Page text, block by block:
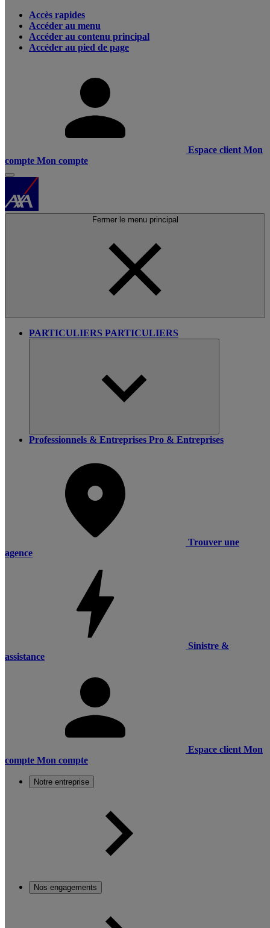
Accès rapides
Accéder au menu
Accéder au contenu principal
Accéder au pied de page
Espace client Mon
compte Mon compte
Fermer le menu principal
PARTICULIERS PARTICULIERS
Professionnels & Entreprises Pro & Entreprises
Trouver une
agence
Sinistre &
assistance
Espace client Mon
compte Mon compte
Notre entreprise
Nos engagements